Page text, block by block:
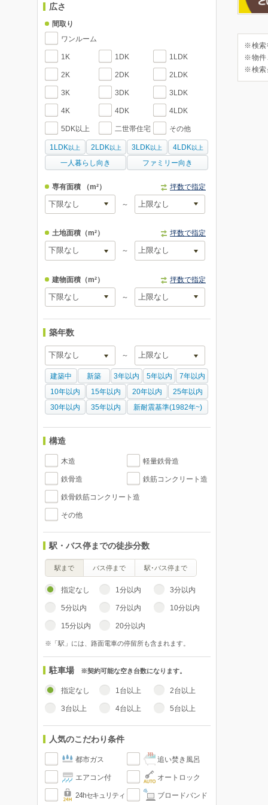
広さ
間取り
ワンルーム
1K 1DK 1LDK
2K 2DK 2LDK
3K 3DK 3LDK
4K 4DK 4LDK
5DK以上 二世帯住宅 その他
1LDK 以上 2LDK 以上 3LDK 以上 4LDK 以上
一人暮らし向き ファミリー向き
専有面積 （m²） 坪数で指定
～
土地面積（m²） 坪数で指定
～
建物面積（m²） 坪数で指定
～
築年数
～
建築中 新築 3年以内 5年以内
7年以内
10年以内
15年以内 20年以内
25年以内
30年以内
35年以内 新耐震基準(1982年~)
構造
木造 軽量鉄骨造
鉄骨造 鉄筋コンクリート造
鉄骨鉄筋コンクリート造
その他
駅・バス停までの徒歩分数
駅まで バス停まで 駅･バス停まで
指定なし 1分以内 3分以内
5分以内 7分以内 10分以内
15分以内 20分以内
※「駅」には、路面電車の停留所も含まれます。
駐車場 ※契約可能な空き台数になります。
指定なし 1台以上 2台以上
3台以上 4台以上 5台以上
人気のこだわり条件
都市ガス 追い焚き風呂
エアコン付 オートロック
24hセキュリティ ブロードバンド
※検索
※物件
※検索